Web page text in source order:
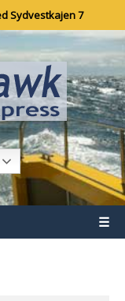
Sydvestkajen 7
☰